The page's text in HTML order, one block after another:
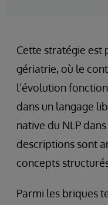
Cette stratégie
gériatrie, où le
l’évolution
dans un langage
native du NLP
descriptions sont
concepts
Parmi les briques